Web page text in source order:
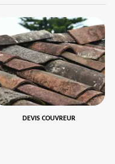
DEVIS COUVREUR